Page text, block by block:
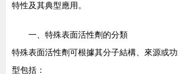
特性及其典型應用。
一、特殊表面活性劑的分類
特殊表面活性劑可根據其分子結構、來源或
型包括：